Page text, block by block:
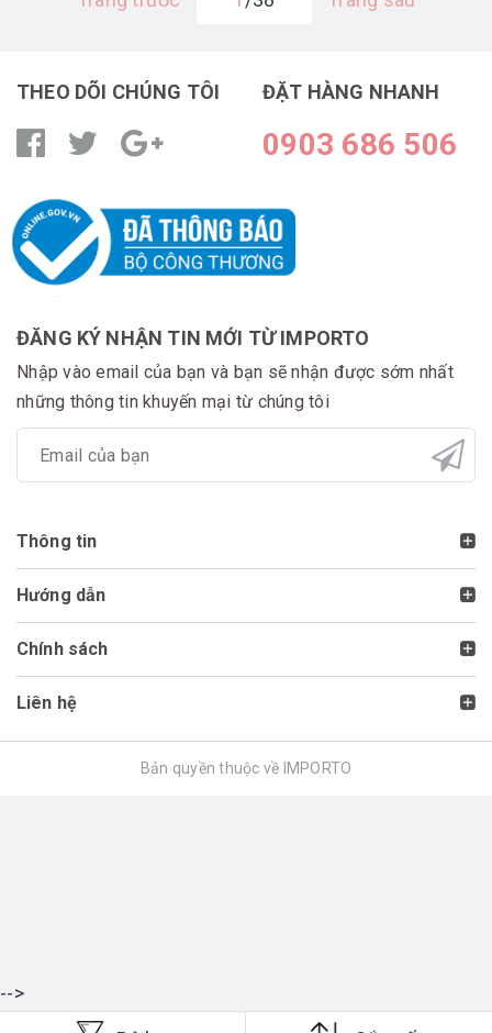
THEO DÕI CHÚNG TÔI ĐẶT HÀNG NHANH
0903 686 506
ĐĂNG KÝ NHẬN TIN MỚI TỪ IMPORTO
Nhập vào email của bạn và bạn sẽ nhận được sớm nhất
những thông tin khuyến mại từ chúng tôi
Thông tin
Hướng dẫn
Chính sách
Liên hệ
Bản quyền thuộc về IMPORTO
-->